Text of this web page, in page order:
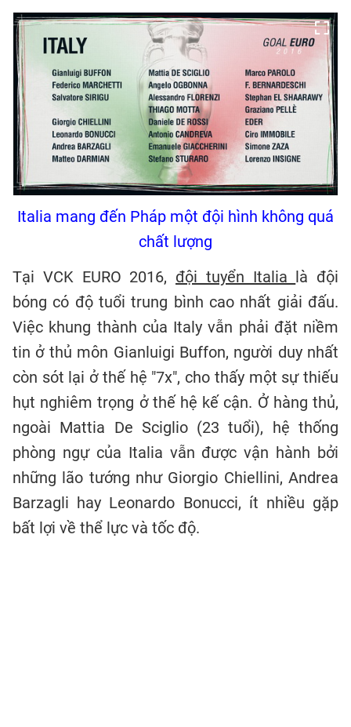
Italia mang đến Pháp một đội hình không quá
chất lượng
Tại VCK EURO 2016, đội tuyển Italia là đội
bóng có độ tuổi trung bình cao nhất giải đấu.
Việc khung thành của Italy vẫn phải đặt niềm
tin ở thủ môn Gianluigi Buffon, người duy nhất
còn sót lại ở thế hệ "7x", cho thấy một sự thiếu
hụt nghiêm trọng ở thế hệ kế cận. Ở hàng thủ,
ngoài Mattia De Sciglio (23 tuổi), hệ thống
phòng ngự của Italia vẫn được vận hành bởi
những lão tướng như Giorgio Chiellini, Andrea
Barzagli hay Leonardo Bonucci, ít nhiều gặp
bất lợi về thể lực và tốc độ.